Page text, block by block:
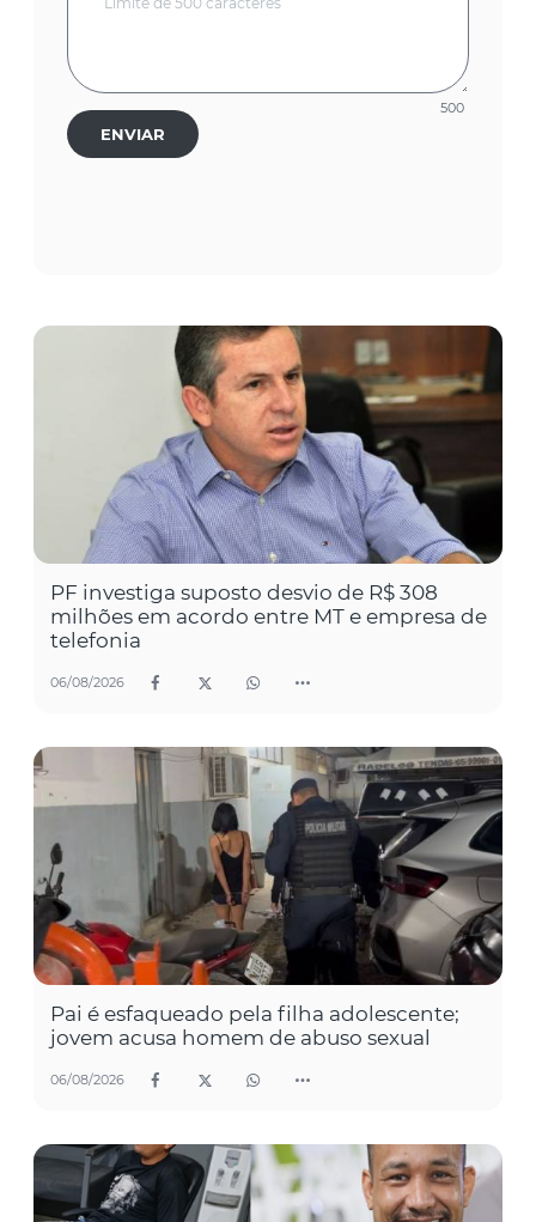
500
ENVIAR
PF investiga suposto desvio de R$ 308
milhões em acordo entre MT e empresa de
telefonia
06/08/2026
Pai é esfaqueado pela filha adolescente;
jovem acusa homem de abuso sexual
06/08/2026